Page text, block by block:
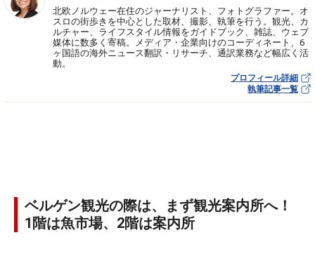
北欧ノルウェー在住のジャーナリスト、フォトグラファー。オ
スロの街歩きを中心とした取材、撮影、執筆を行う。観光、カ
ルチャー、ライフスタイル情報をガイドブック、雑誌、ウェブ
媒体に数多く寄稿。メディア・企業向けのコーディネート、6
ヶ国語の海外ニュース翻訳・リサーチ、通訳業務など幅広く活
動。
プロフィール詳細
執筆記事一覧
ベルゲン観光の際は、まず観光案内所へ！
1階は魚市場、2階は案内所